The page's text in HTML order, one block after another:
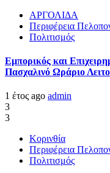
ΑΡΓΟΛΙΔΑ
Περιφέρεια
Πολιτισμός
Εμπορικός και
Πασχαλινό Ωράριο
1 έτος ago admin
3
3
Κορινθία
Περιφέρεια
Πολιτισμός